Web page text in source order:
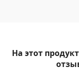
На этот